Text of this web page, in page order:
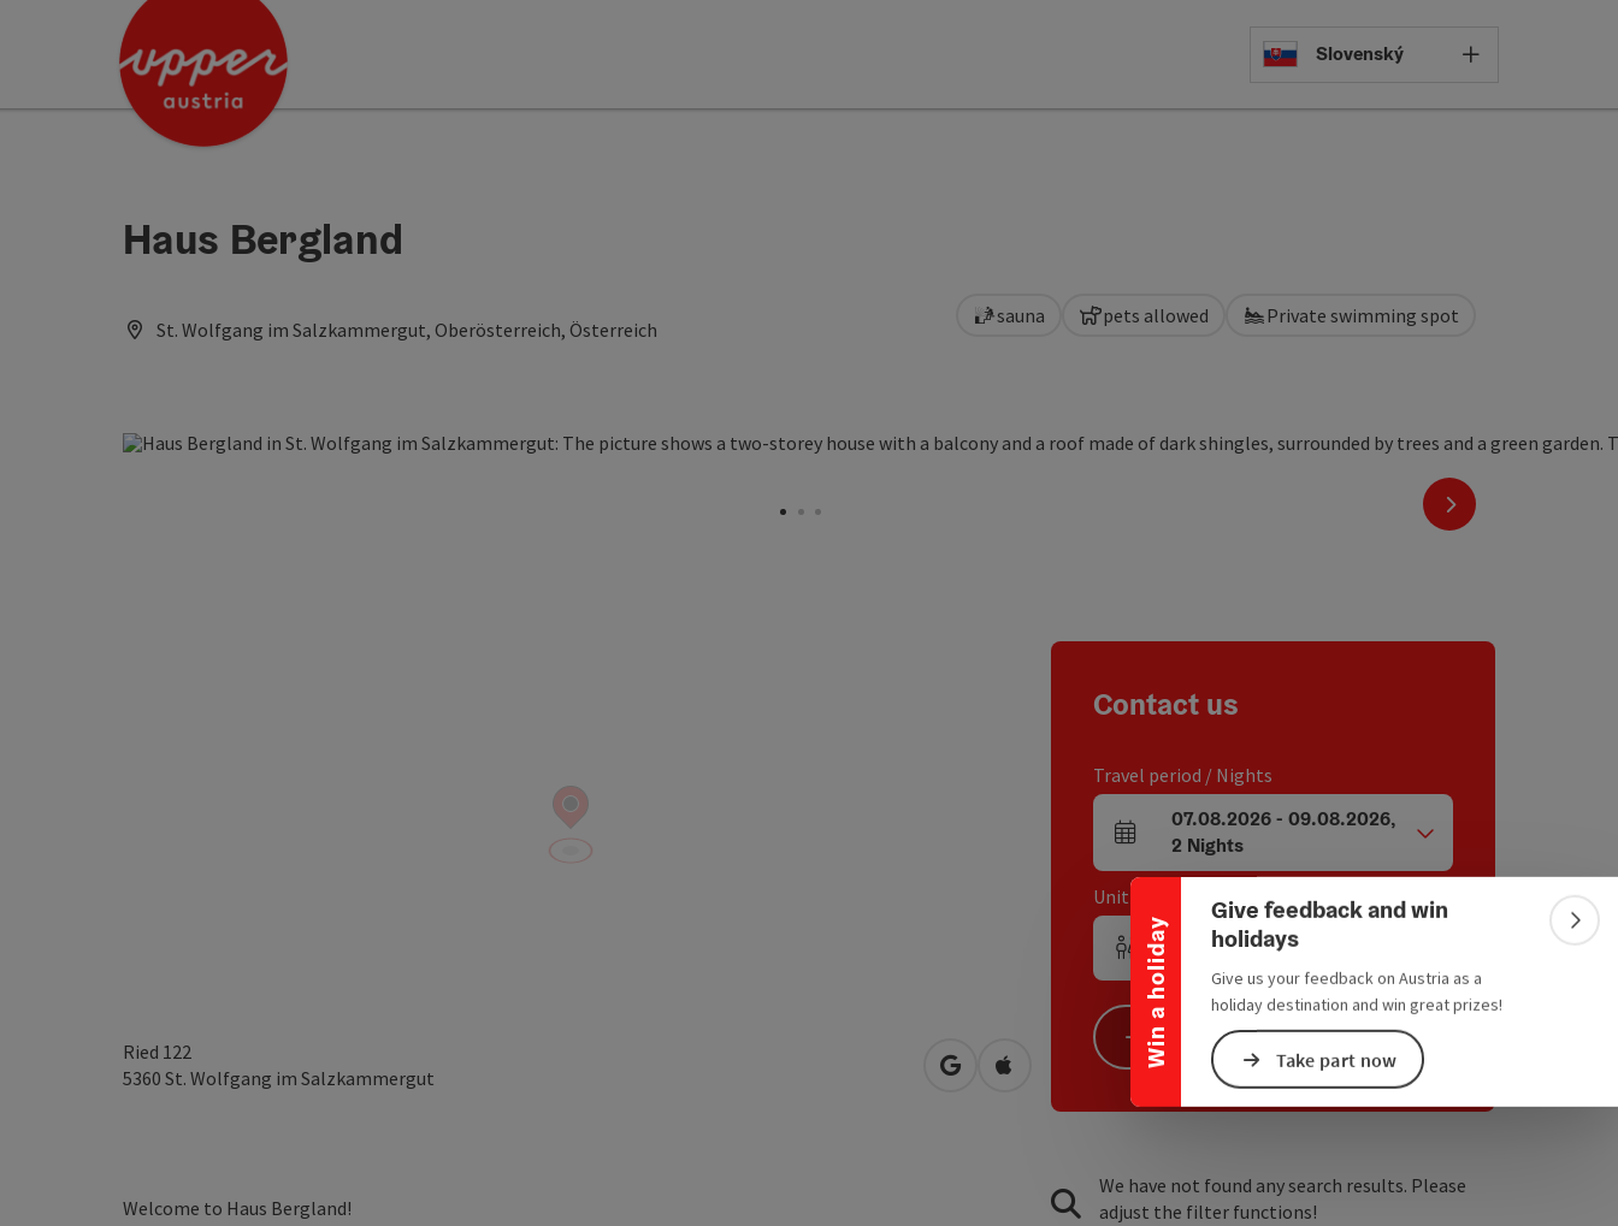
Accesskey
Accesskey
Win a holiday
Collapse banner
Give feedback and win
holidays
Give us your feedback on Austria as a
holiday destination and win great prizes!
Take part now
Select
Slovenský
Haus Bergland
St. Wolfgang im Salzkammergut, Oberösterreich, Österreich
next slide
sauna pets allowed Private swimming spot
Ried 122
5360 St. Wolfgang im Salzkammergut open in Google Maps
Open in Apple Maps
Welcome to Haus Bergland!
Contact us
Travel period / Nights
arrival and departure fields
07.08.2026- 09.08.2026,
2 Nights
Unit / Tour participants
Number of units and person fields
Unit,2Adults
Search
We have not found any search results. Please
adjust the filter functions!